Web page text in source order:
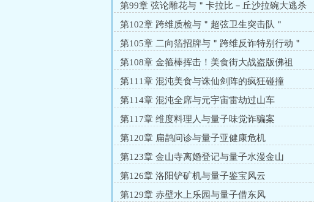
第99章 弦论雕花与＂卡拉比－丘沙拉碗大逃杀
＂第102章 跨维质检与＂超弦卫生突击队＂
第105章 二向箔招牌与＂跨维反诈特别行动＂
第108章 金箍棒挥击！美食街大战盗版佛祖
第111章 混沌美食与诛仙剑阵的疯狂碰撞
第114章 混沌全席与元宇宙雷劫过山车
第117章 维度料理人与量子味觉诈骗案
第120章 扁鹊问诊与量子亚健康危机
第123章 金山寺离婚登记与量子水漫金山
第126章 洛阳铲矿机与量子鉴宝风云
第129章 赤壁水上乐园与量子借东风